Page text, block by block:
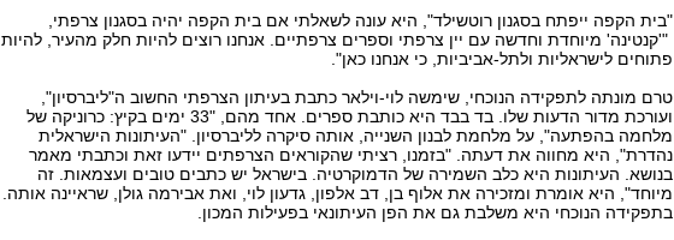
"בית הקפה ייפתח בסגנון רוטשילד", היא עונה לשאלתי אם בית הקפה יהיה בסגנון צרפתי,
"'קנטינה' מיוחדת וחדשה עם יין צרפתי וספרים צרפתיים. אנחנו רוצים להיות חלק מהעיר, להיות
פתוחים לישראליות ולתל-אביביות, כי אנחנו כאן".
טרם מונתה לתפקידה הנוכחי, שימשה לוי-וילאר כתבת בעיתון הצרפתי החשוב ה"ליברסיון",
ועורכת מדור הדעות שלו. בד בבד היא כותבת ספרים. אחד מהם, "33 ימים בקיץ: כרוניקה של
מלחמה בהפתעה", על מלחמת לבנון השנייה, אותה סיקרה לליברסיון. "העיתונות הישראלית
נהדרת", היא מחווה את דעתה. "בזמנו, רציתי שהקוראים הצרפתים יידעו זאת וכתבתי מאמר
בנושא. העיתונות היא כלב השמירה של הדמוקרטיה. בישראל יש כתבים טובים ועצמאות. זה
מיוחד", היא אומרת ומזכירה את אלוף בן, דב אלפון, גדעון לוי, ואת אבירמה גולן, שראיינה אותה.
בתפקידה הנוכחי היא משלבת גם את הפן העיתונאי בפעילות המכון.